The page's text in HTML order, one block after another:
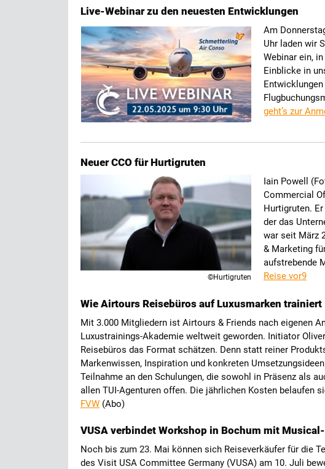
Live-Webinar zu den neuesten Entwicklungen
Am
Uhr laden wir
Webinar ein,
Einblicke in
geht’s zur
Neuer CCO für Hurtigruten
©Hurtigruten
Iain Powell
Commercial
Hurtigruten.
der das
war seit März
& Marketing
aufstrebende
Reise vor9
Wie Airtours Reisebüros auf Luxusmarken trainiert
Mit 3.000 Mitgliedern ist Airtours & Friends nach eigenen
Luxustrainings-Akademie weltweit geworden. Initiator
Reisebüros das Format schätzen. Denn statt reiner
Markenwissen, Inspiration und konkreten
Teilnahme an den Schulungen, die sowohl in Präsenz als
allen TUI-Agenturen offen. Die jährlichen Kosten belaufen
FVW (Abo)
VUSA verbindet Workshop in Bochum mit
Noch bis zum 23. Mai können sich Reiseverkäufer für die
des Visit USA Committee Germany (VUSA) am 10. Juli